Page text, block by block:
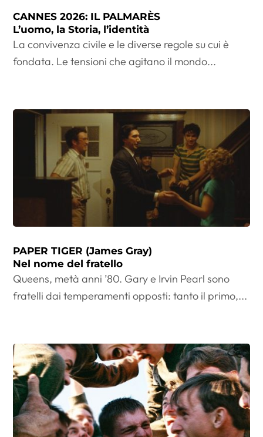
CANNES 2026: IL PALMARÈS
L’uomo, la Storia, l’identità
La convivenza civile e le diverse regole su cui è
fondata. Le tensioni che agitano il mondo...
PAPER TIGER (James Gray)
Nel nome del fratello
Queens, metà anni ’80. Gary e Irvin Pearl sono
fratelli dai temperamenti opposti: tanto il primo,...